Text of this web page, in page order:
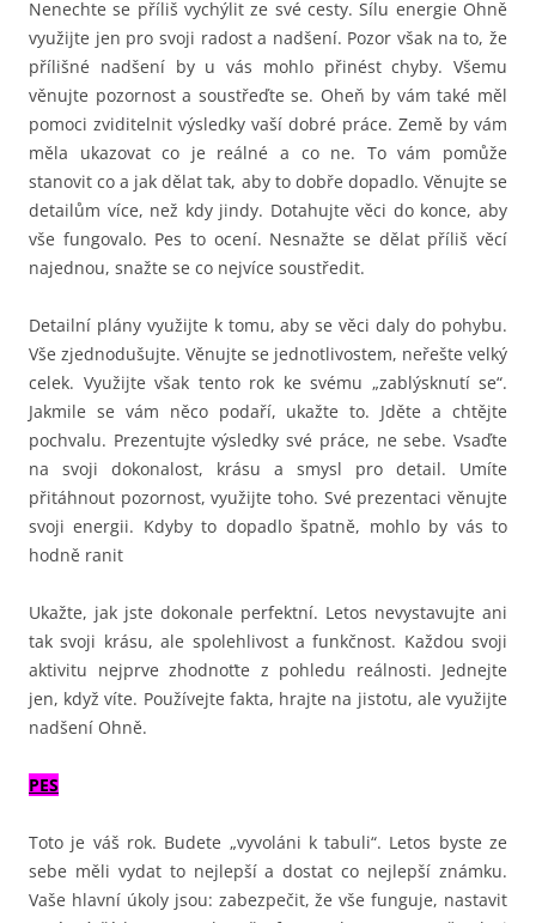
Nenechte se příliš vychýlit ze své cesty. Sílu energie Ohně
využijte jen pro svoji radost a nadšení. Pozor však na to, že
přílišné nadšení by u vás mohlo přinést chyby. Všemu
věnujte pozornost a soustřeďte se. Oheň by vám také měl
pomoci zviditelnit výsledky vaší dobré práce. Země by vám
měla ukazovat co je reálné a co ne. To vám pomůže
stanovit co a jak dělat tak, aby to dobře dopadlo. Věnujte se
detailům více, než kdy jindy. Dotahujte věci do konce, aby
vše fungovalo. Pes to ocení. Nesnažte se dělat příliš věcí
najednou, snažte se co nejvíce soustředit.
Detailní plány využijte k tomu, aby se věci daly do pohybu.
Vše zjednodušujte. Věnujte se jednotlivostem, neřešte velký
celek. Využijte však tento rok ke svému „zablýsknutí se“.
Jakmile se vám něco podaří, ukažte to. Jděte a chtějte
pochvalu. Prezentujte výsledky své práce, ne sebe. Vsaďte
na svoji dokonalost, krásu a smysl pro detail. Umíte
přitáhnout pozornost, využijte toho. Své prezentaci věnujte
svoji energii. Kdyby to dopadlo špatně, mohlo by vás to
hodně ranit
Ukažte, jak jste dokonale perfektní. Letos nevystavujte ani
tak svoji krásu, ale spolehlivost a funkčnost. Každou svoji
aktivitu nejprve zhodnoťte z pohledu reálnosti. Jednejte
jen, když víte. Používejte fakta, hrajte na jistotu, ale využijte
nadšení Ohně.
PES
Toto je váš rok. Budete „vyvoláni k tabuli“. Letos byste ze
sebe měli vydat to nejlepší a dostat co nejlepší známku.
Vaše hlavní úkoly jsou: zabezpečit, že vše funguje, nastavit